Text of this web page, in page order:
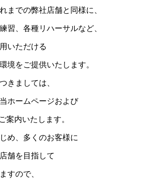
までの弊社店舗と同様に、
習、各種リハーサルなど、
いただける
境をご提供いたします。
きましては、
ホームページおよび
案内いたします。
め、多くのお客様に
舗を目指して
すので、